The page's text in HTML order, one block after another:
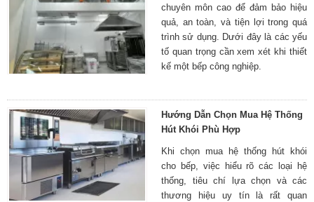
chuyên môn cao để đảm bảo hiệu
quả, an toàn, và tiện lợi trong quá
trình sử dụng. Dưới đây là các yếu
tố quan trọng cần xem xét khi thiết
kế một bếp công nghiệp.
Hướng Dẫn Chọn Mua Hệ Thống
Hút Khói Phù Hợp
Khi chọn mua hệ thống hút khói
cho bếp, việc hiểu rõ các loại hệ
thống, tiêu chí lựa chọn và các
thương hiệu uy tín là rất quan